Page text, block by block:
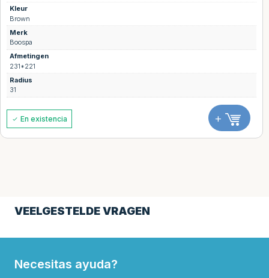
Kleur
Brown
Merk
Boospa
Afmetingen
231*221
Radius
31
En existencia +
VEELGESTELDE VRAGEN
Necesitas ayuda?